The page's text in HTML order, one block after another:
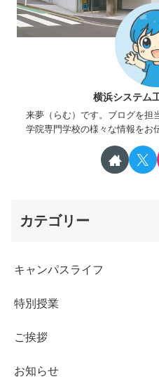
横浜システム
来夢（らむ）です。ブログを担
学院専門学校の様々な情報をお
カテゴリー
キャンパスライフ
特別授業
ご挨拶
お知らせ